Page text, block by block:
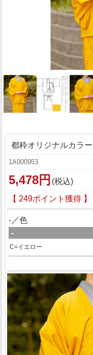
都粋オリジナルカラ
1A000953
5,478円 (税込)
【 249ポイント獲得 】
-／色
-
C=イエロー